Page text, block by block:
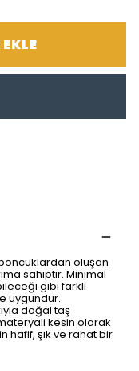
oluşan
sahiptir. Minimal
gibi farklı
uygundur.
doğal taş
kesin olarak
hafif, şık ve rahat bir